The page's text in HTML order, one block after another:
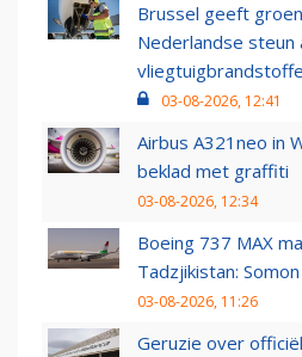
Brussel geeft
Nederlandse steun
03-08-2026, 12:41
Airbus A321neo in
beklad met graffiti
03-08-2026, 12:34
Boeing 737 MAX
Tadzjikistan:
03-08-2026, 11:26
Geruzie over